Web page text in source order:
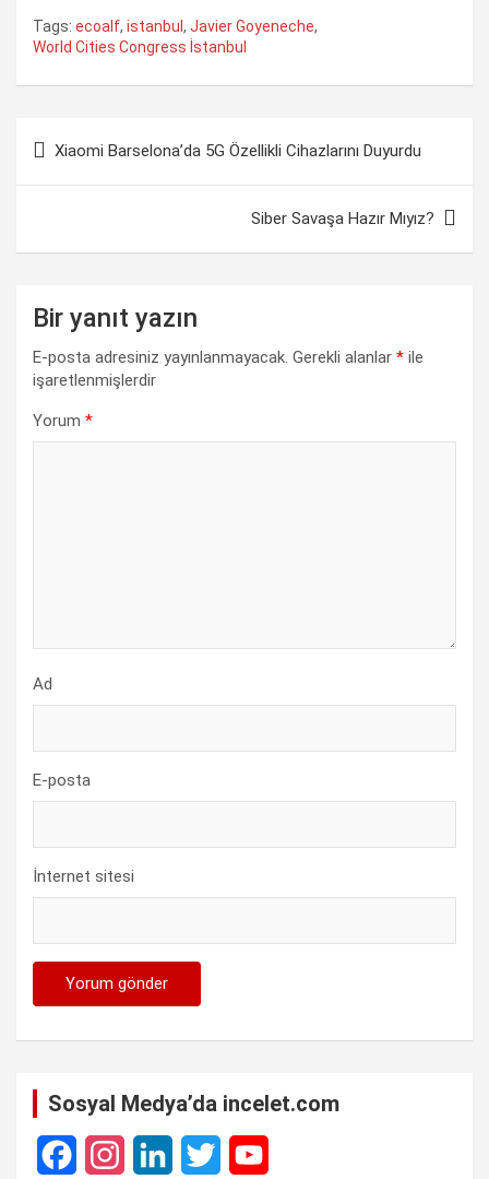
F
a
c
b
o
k
X
W
h
a
s
A
p
L
i
n
e
d
n
T
e
l
g
r
m
C
p
L
i
n
k
S
a
e
Tags: ecoalf, istanbul , Javier Goyeneche,
World Cities Congress İstanbul
Yazı
Xiaomi Barselona’da 5G Özellikli Cihazlarını Duyurdu
Siber Savaşa Hazır Mıyız?
Bir yanıt yazın
E-posta adresiniz yayınlanmayacak. Gerekli alanlar * ile
işaretlenmişlerdir
Yorum *
Ad
E-posta
İnternet sitesi
Sosyal Medya’da incelet.com